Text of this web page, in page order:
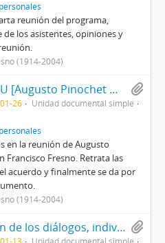
reunión del programa,
los asistentes, opiniones y
(1914-2004)
Entrevista APU [Augusto Pinochet Ugarte] y JFFL [Juan Francisco Fresno Larraín]
01-26
Unidad documental simple
en la reunión de Augusto
Francisco Fresno. Retrata las
acuerdo y finalmente se da por
(1914-2004)
Interpretación de los diálogos, individuales y confidenciales